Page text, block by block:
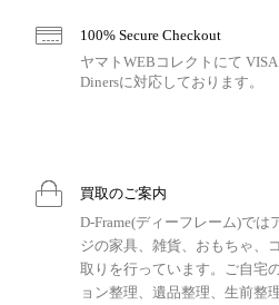
100% Secure Checkout
ヤマトWEBコレクトにて VISA
Dinersに対応しております。
買取のご案内
D-Frame(ディーフレーム)で
ジの家具、雑貨、おもちゃ、
取りを行っています。ご自宅
ョン整理、遺品整理、生前整